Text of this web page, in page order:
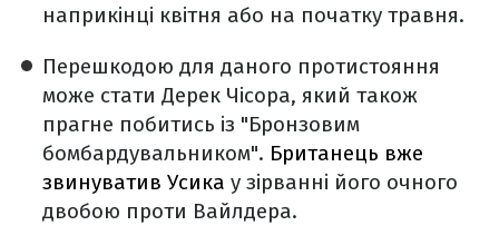
наприкінці квітня або на початку травня.
Перешкодою для даного протистояння
може стати Дерек Чісора, який також
прагне побитись із "Бронзовим
бомбардувальником". Британець вже
звинуватив Усика у зірванні його очного
двобою проти Вайлдера.